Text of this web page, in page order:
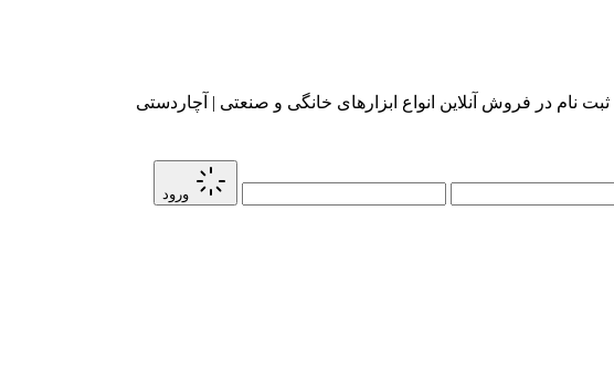
ثبت نام در فروش آنلاین انواع ابزارهای خانگی و صنعتی | آچاردستی
ورود